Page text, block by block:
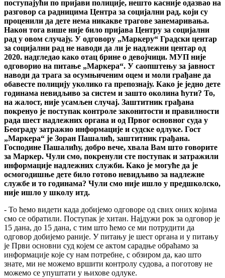
поступајући по пријави полиције, нешто касније одазвао на
разговор са радницима Центра за социјални рад, који су
проценили да дете нема никакве трагове занемаривања.
Након тога више није било пријава Центру за социјални
рад у овом случају. У одговору „Маркеру“ Градски центар
за социјални рад не наводи да ли је надлежни центар од
2020. надгледао како отац брине о девојчици. МУП није
одговорио на питање „Маркера“. У саопштењу за јавност
наводи да трага за осумњиченим оцем и моли грађане да
обавесте полицију уколико га препознају. Како је једно дете
годинама невидљиво за систем и зашто околина ћути? То,
на жалост, није усамљен случај. Заштитник грађана
покренуо је поступак контроле законитости и правилности
рада шест надлежних органа и од Првог основног суда у
Београду затражио информације и судске одлуке. Гост
„Маркера“ је Зоран Пашалић, заштитник грађана.
Господине Пашалићу, добро вече, хвала Вам што говорите
за Маркер. Чули смо, покренули сте поступак и затражили
информације надлежних служби. Како је могуће да је
осмогодишње дете било готово невидљиво за надлежне
службе и то годинама? Чули смо није ишло у предшколско,
није ишло у школу итд.
- То ћемо видети када добијемо одговоре од свих оних којима
смо се обратили. Поступак је хитан. Најдужи рок за одговор је
15 дана, до 15 дана, с тим што ћемо се ми потрудити да
одговор добијемо раније. У питању је шест органа и у питању
је Први основни суд којем се актом сарадње обраћамо за
информације које су нам потребне, с обзиром да, као што
знате, ми не можемо вршити контролу судова, а поготову не
можемо се упуштати у њихове одлуке.